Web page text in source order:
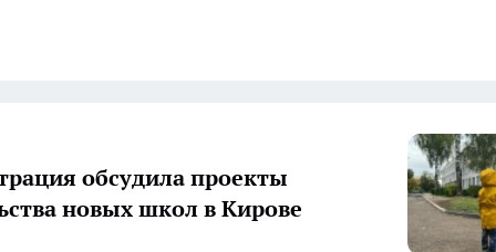
обсудила проекты
новых школ в Кирове